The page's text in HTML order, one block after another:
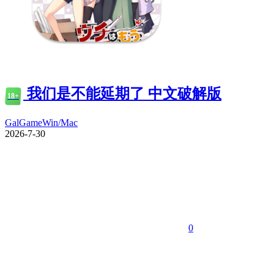
18+ 我们是不能延期了 中文破解版
GalGameWin/Mac
2026-7-30
0